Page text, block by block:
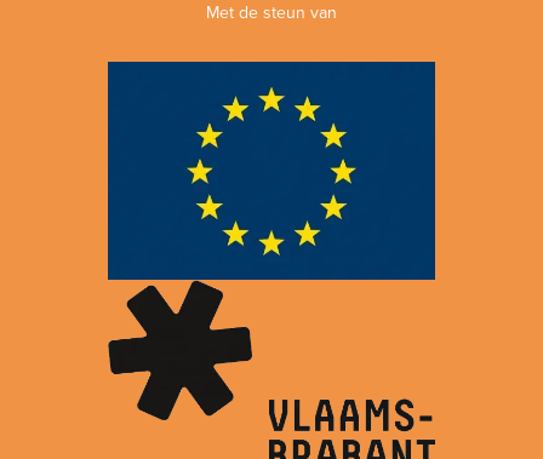
Met de steun van